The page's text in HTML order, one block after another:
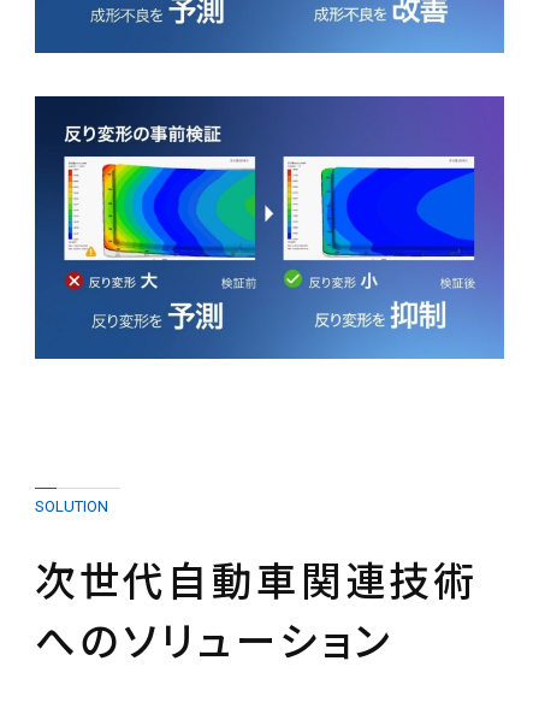
SOLUTION
次世代自動車関連技術
へのソリューション